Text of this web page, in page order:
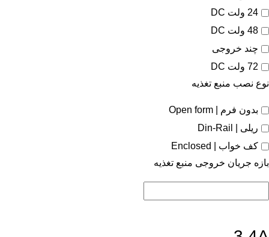
24 ولت DC
48 ولت DC
چند خروجی
72 ولت DC
نوع نصب منبع تغذیه
بدون فرم | Open form
ریلی | Din-Rail
کف خواب | Enclosed
بازه جریان خروجی منبع تغذیه